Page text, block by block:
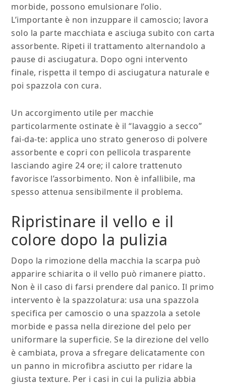
morbide, possono emulsionare l’olio.
L’importante è non inzuppare il camoscio; lavora
solo la parte macchiata e asciuga subito con carta
assorbente. Ripeti il trattamento alternandolo a
pause di asciugatura. Dopo ogni intervento
finale, rispetta il tempo di asciugatura naturale e
poi spazzola con cura.
Un accorgimento utile per macchie
particolarmente ostinate è il “lavaggio a secco”
fai-da-te: applica uno strato generoso di polvere
assorbente e copri con pellicola trasparente
lasciando agire 24 ore; il calore trattenuto
favorisce l’assorbimento. Non è infallibile, ma
spesso attenua sensibilmente il problema.
Ripristinare il vello e il
colore dopo la pulizia
Dopo la rimozione della macchia la scarpa può
apparire schiarita o il vello può rimanere piatto.
Non è il caso di farsi prendere dal panico. Il primo
intervento è la spazzolatura: usa una spazzola
specifica per camoscio o una spazzola a setole
morbide e passa nella direzione del pelo per
uniformare la superficie. Se la direzione del vello
è cambiata, prova a sfregare delicatamente con
un panno in microfibra asciutto per ridare la
giusta texture. Per i casi in cui la pulizia abbia